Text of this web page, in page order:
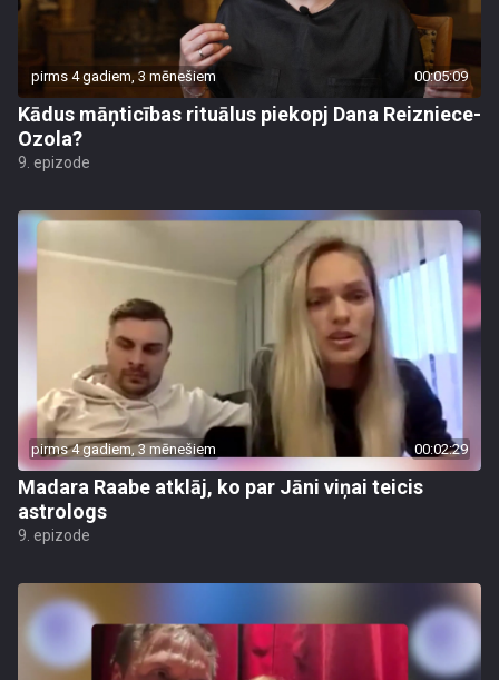
pirms 4 gadiem, 3 mēnešiem 00:05:09
Kādus māņticības rituālus piekopj Dana Reizniece-
Ozola?
9. epizode
pirms 4 gadiem, 3 mēnešiem 00:02:29
Madara Raabe atklāj, ko par Jāni viņai teicis
astrologs
9. epizode